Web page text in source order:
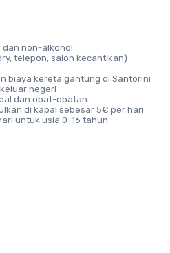
dan non-alkohol
telepon, salon kecantikan)
biaya kereta gantung di Santorini
negeri
dan obat-obatan
di kapal sebesar 5€ per hari
untuk usia 0-16 tahun.